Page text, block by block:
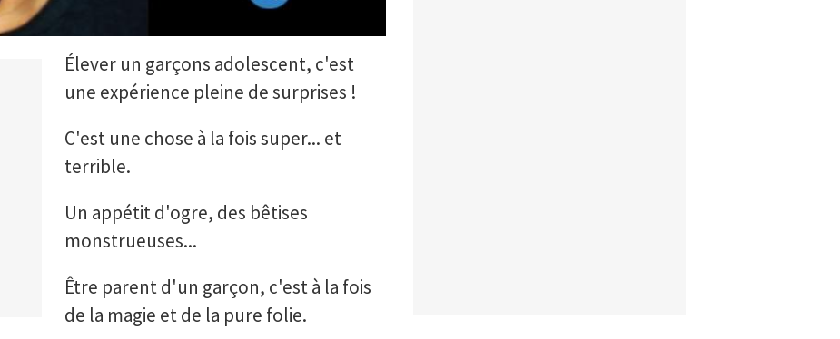
Élever un garçons adolescent, c'est
une expérience pleine de surprises !
C'est une chose à la fois super... et
terrible.
Un appétit d'ogre, des bêtises
monstrueuses...
Être parent d'un garçon, c'est à la fois
de la magie et de la pure folie.